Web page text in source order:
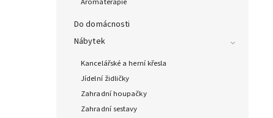
Do domácnosti
Nábytek
Kancelářské a herní křesla
Jídelní židličky
Zahradní houpačky
Zahradní sestavy